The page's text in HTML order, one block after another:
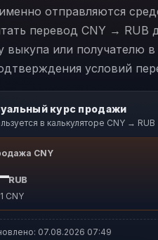
отправляются
перевод CNY → RUB
выкупа или получателю
условий
курс продажи
в калькуляторе CNY → RUB
CNY
RUB
CNY
07.08.2026 07:49